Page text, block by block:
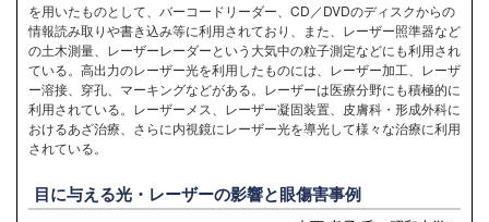
を用いたものとして、バーコードリーダー、CD／DVDのディスクからの
情報読み取りや書き込み等に利用されており、また、レーザー照準器など
の土木測量、レーザーレーダーという大気中の粒子測定などにも利用され
ている。高出力のレーザー光を利用したものには、レーザー加工、レーザ
ー溶接、穿孔、マーキングなどがある。レーザーは医療分野にも積極的に
利用されている。レーザーメス、レーザー凝固装置、皮膚科・形成外科に
おけるあざ治療、さらに内視鏡にレーザー光を導光して様々な治療に利用
されている。
目に与える光・レーザーの影響と眼傷害事例